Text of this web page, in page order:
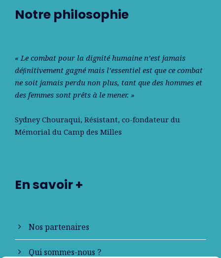
Notre philosophie
« Le combat pour la dignité humaine n’est jamais
déﬁnitivement gagné mais l’essentiel est que ce combat
ne soit jamais perdu non plus, tant que des hommes et
des femmes sont prêts à le mener. »
Sydney Chouraqui, Résistant, co-fondateur du
Mémorial du Camp des Milles
En savoir +
Nos partenaires
Qui sommes-nous ?